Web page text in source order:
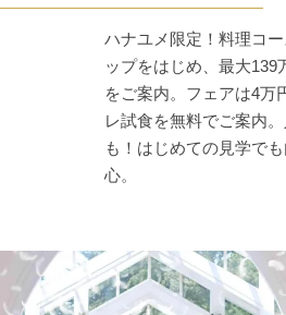
ハナユメ限定！料理コ
ップをはじめ、最大139
をご案内。フェアは4万
レ試食を無料でご案内
も！はじめての見学で
心。